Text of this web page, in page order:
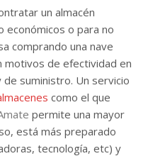
un almacén
económicos o para no
comprando una nave
motivos de efectividad en
de suministro. Un servicio
como el que
permite una mayor
está más preparado
tecnología, etc) y